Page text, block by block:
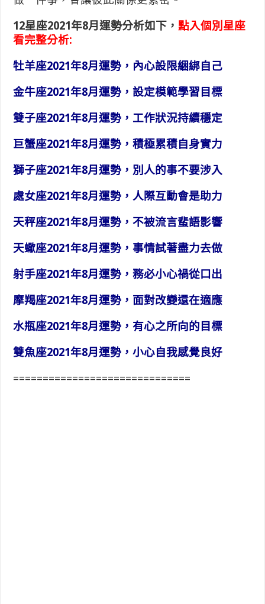
12星座2021年8月運勢分析如下， 點入個別星座
看完整分析:
牡羊座2021年8月運勢，內心設限綑綁自己
金牛座2021年8月運勢，設定模範學習目標
雙子座2021年8月運勢，工作狀況持續穩定
巨蟹座2021年8月運勢，積極累積自身實力
獅子座2021年8月運勢，別人的事不要涉入
處女座2021年8月運勢，人際互動會是助力
天秤座2021年8月運勢，不被流言蜚語影響
天蠍座2021年8月運勢，事情試著盡力去做
射手座2021年8月運勢，務必小心禍從口出
摩羯座2021年8月運勢，面對改變還在適應
水瓶座2021年8月運勢，有心之所向的目標
雙魚座2021年8月運勢，小心自我感覺良好
==============================